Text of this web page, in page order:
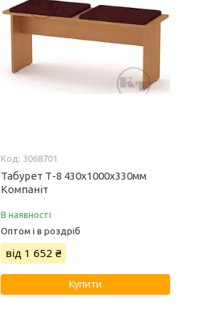
3068701
Табурет Т-8 430х1000х330мм
Компаніт
В наявності
Оптом і в роздріб
від 1 652 ₴
Купити